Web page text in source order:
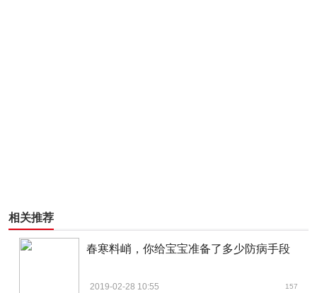
相关推荐
春寒料峭，你给宝宝准备了多少防病手段
2019-02-28 10:55 157